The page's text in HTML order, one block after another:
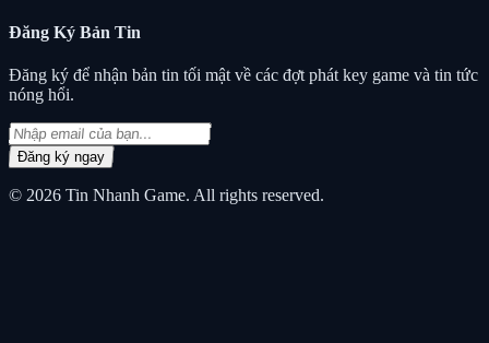
Đăng Ký Bản Tin
Đăng ký để nhận bản tin tối mật về các đợt phát key game và tin tức
nóng hổi.
Đăng ký ngay
© 2026 Tin Nhanh Game. All rights reserved.